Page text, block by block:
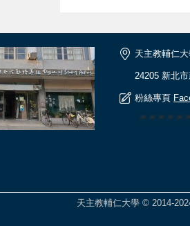
天主教輔仁
24205 新北
粉絲專頁
天主教輔仁大學 © 2014-